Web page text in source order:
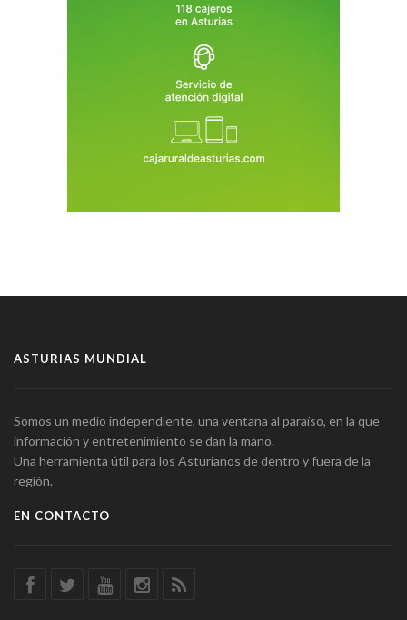
ASTURIAS MUNDIAL
Somos un medio independiente, una ventana al paraíso, en la que
información y entretenimiento se dan la mano.
Una herramienta útil para los Asturianos de dentro y fuera de la
región.
EN CONTACTO